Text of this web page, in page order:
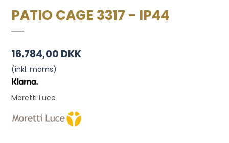
PATIO CAGE 3317 - IP44
16.784,00 DKK
(inkl. moms)
Moretti Luce